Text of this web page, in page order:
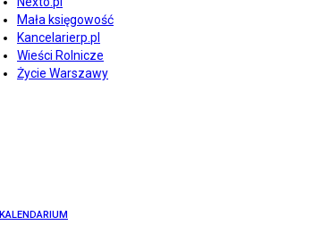
Mała księgowość
Kancelarierp.pl
Wieści Rolnicze
Życie Warszawy
KALENDARIUM